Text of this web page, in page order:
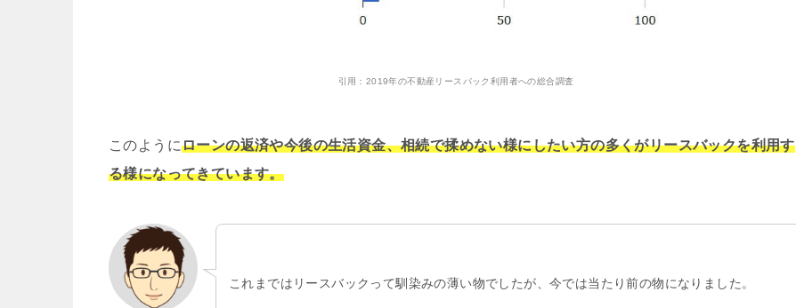
引用： 2019年の不動産リースバック利用者への総合調査
このようにローンの返済や今後の生活資金、相続で揉めない様にしたい方の多くがリースバックを利用す
る様になってきています。
これまではリースバックって馴染みの薄い物でしたが、今では当たり前の物になりました。